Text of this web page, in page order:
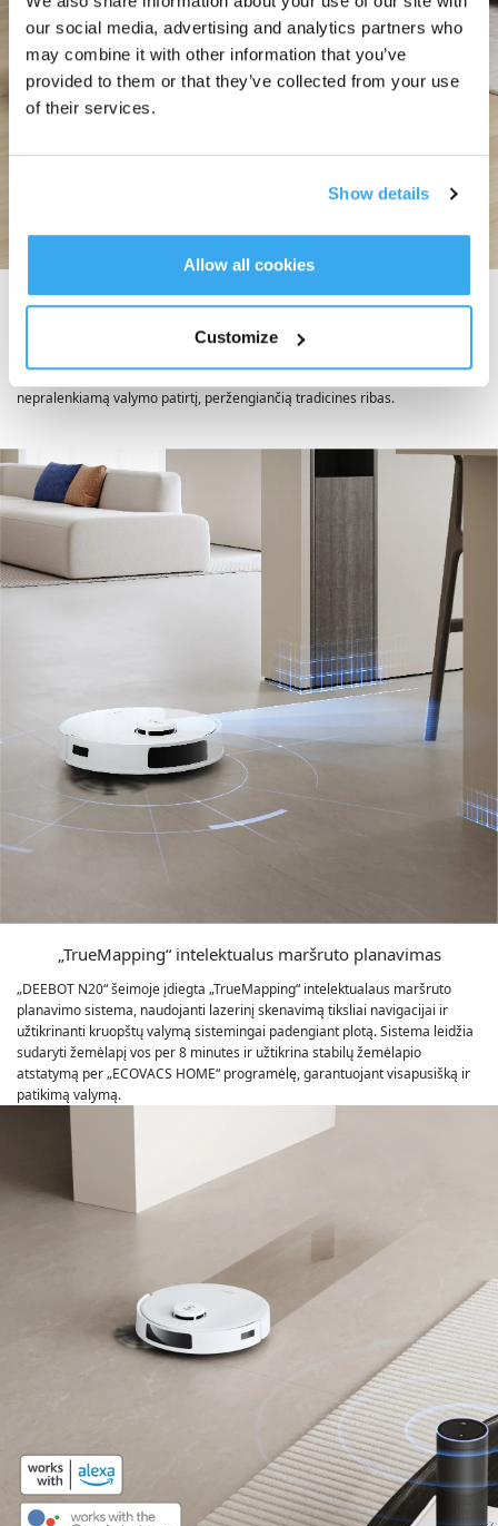
our social media, advertising and analytics partners who
may combine it with other information that you’ve
provided to them or that they’ve collected from your use
of their services.
Show details
Allow all cookies
Customize
Išlaisvintas išmanusis valymas: lengva navigacija,
naviguodama erdvėse, užtikrindama nenutrūkstamą veikimą ir suteikdama
nepralenkiamą valymo patirtį, peržengiančią tradicines ribas.
„TrueMapping“ intelektualus maršruto planavimas
„DEEBOT N20“ šeimoje įdiegta „TrueMapping“ intelektualaus maršruto
planavimo sistema, naudojanti lazerinį skenavimą tiksliai navigacijai ir
užtikrinanti kruopštų valymą sistemingai padengiant plotą. Sistema leidžia
sudaryti žemėlapį vos per 8 minutes ir užtikrina stabilų žemėlapio
atstatymą per „ECOVACS HOME“ programėlę, garantuojant visapusišką ir
patikimą valymą.